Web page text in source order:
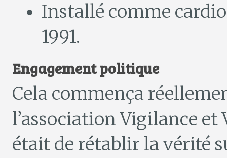
Installé comme
1991.
Engagement politique
Cela commença
l’association Vigilance et
était de rétablir la vérité